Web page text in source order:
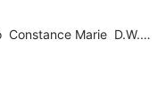
Constance Marie D.W. Moffett